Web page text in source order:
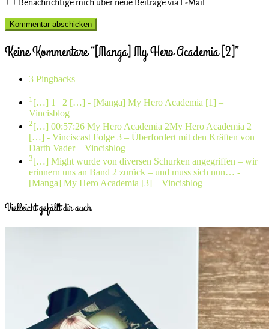
Benachrichtige mich über neue Beiträge via E-Mail.
Keine Kommentare “[Manga] My Hero Academia [2]”
3 Pingbacks
1 […] 1 | 2 […] - [Manga] My Hero Academia [1] –
Vincisblog
2[…] 00:57:26 My Hero Academia 2My Hero Academia 2
[…] - Vinciscast Folge 3 – Überfordert mit den Kräften von
Darth Vader – Vincisblog
3[…] Might wurde von diversen Schurken angegriffen – wir
erinnern uns an Band 2 zurück – und muss sich nun… -
[Manga] My Hero Academia [3] – Vincisblog
Vielleicht gefällt dir auch